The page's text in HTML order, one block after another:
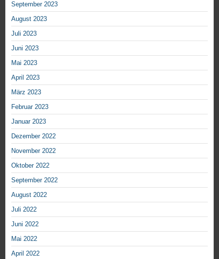
September 2023
August 2023
Juli 2023
Juni 2023
Mai 2023
April 2023
März 2023
Februar 2023
Januar 2023
Dezember 2022
November 2022
Oktober 2022
September 2022
August 2022
Juli 2022
Juni 2022
Mai 2022
April 2022